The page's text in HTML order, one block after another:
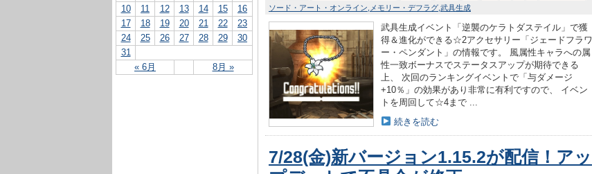
« 6月 8月 »
10
11 12 13 14 15
16
17
18 19 20 21 22
23
24
25 26 27 28 29
30
31
ソード・アート・オンライン メモリー・デフラグ 武具生成
武具生成イベント「逆襲のケラトダステイル」で獲
得＆進化ができる☆2アクセサリー「ジェードフラワ
ー・ペンダント」の情報です。 風属性キャラへの属
性一致ボーナスでステータスアップが期待できる
上、 次回のランキングイベントで「与ダメージ
+10％」の効果があり非常に有利ですので、 イベン
トを周回して☆4まで ...
続きを読む
7/28(金)新バージョン1.15.2が配信！アッ